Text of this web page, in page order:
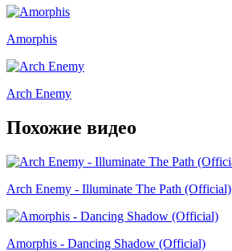
Amorphis
Arch Enemy
Похожие видео
Arch Enemy - Illuminate The Path (Official)
Amorphis - Dancing Shadow (Official)